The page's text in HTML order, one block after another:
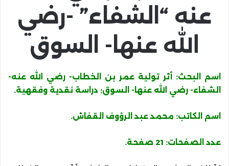
عنه “الشفاء” -رضي
الله عنها- السوق
اسم البحث: أثر تولية عمر بن الخطاب- رضي الله عنه-
الشفاء- رضي الله عنها- السوق؛ دراسة نقدية وفقهية.
اسم الكاتب: محمد عبد الرؤوف القفاش.
عدد الصفحات: 21 صفحة.